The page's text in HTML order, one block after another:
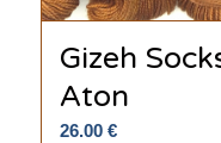
Gizeh
Aton
26.00 €